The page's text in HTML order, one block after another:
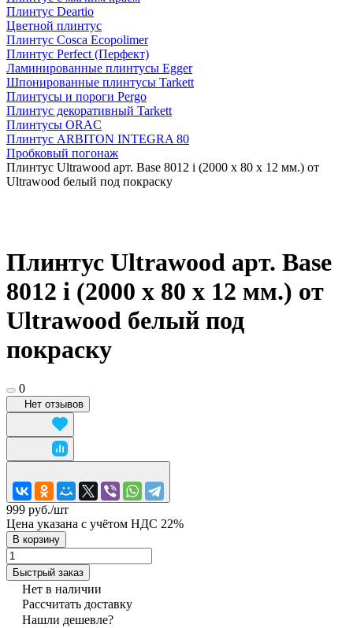
Плинтус Deartio
Цветной плинтус
Плинтус Cosca Ecopolimer
Плинтус Perfect (Перфект)
Ламинированные плинтусы Egger
Шпонированные плинтусы Tarkett
Плинтусы и пороги Pergo
Плинтус декоративный Tarkett
Плинтусы ORAC
Плинтус ARBITON INTEGRA 80
Пробковый погонаж
Плинтус Ultrawood арт. Base 8012 i (2000 x 80 x 12 мм.) от
Ultrawood белый под покраску
Плинтус Ultrawood арт. Base
8012 i (2000 x 80 x 12 мм.) от
Ultrawood белый под
покраску
0
Нет отзывов
999 руб./шт
Цена указана с учётом НДС 22%
В корзину
Быстрый заказ
Нет в наличии
Рассчитать доставку
Нашли дешевле?